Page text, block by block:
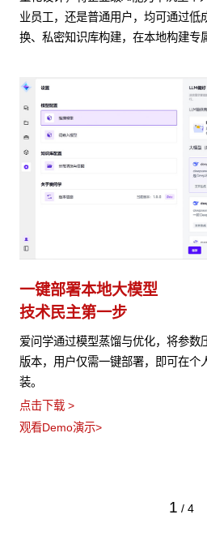
业员工，还是普通用户，均可通过低
换、私密知识库构建，在本地构建专
一键部署本地大模型
技术民主第一步
爱问学通过模型蒸馏与优化，将参数
版本，用户仅需一键部署，即可在个
装。
点击下载 >
观看Demo演示>
1 / 4